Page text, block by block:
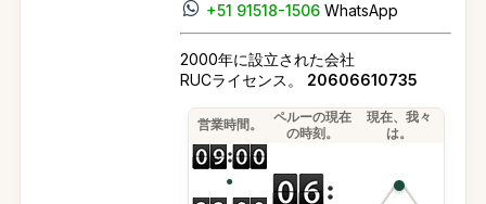
+51 91518-1506 WhatsApp
2000年に設立された会社
RUCライセンス。 20606610735
営業時間。
ペルーの現在
の時刻。
現在、我々
は。
●